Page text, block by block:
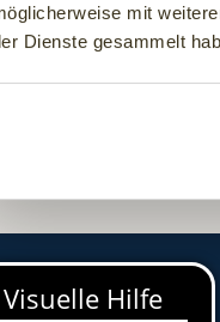
mit
Dienste gesammelt
September 2010
auf